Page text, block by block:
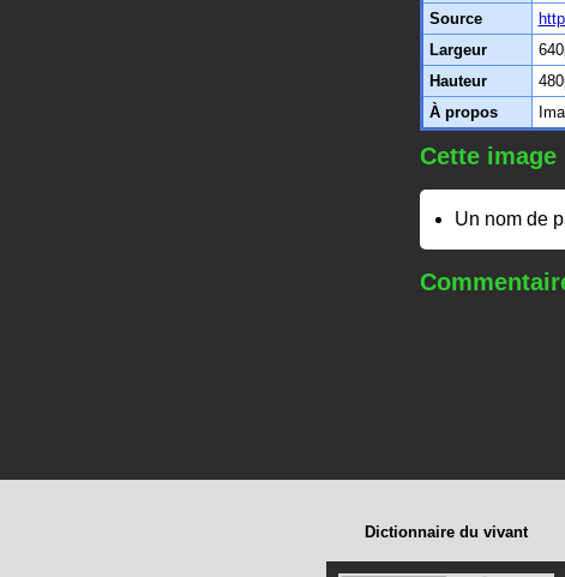
Source
Largeur
Hauteur
À propos
Cette
Un nom de
Dictionnaire du vivant